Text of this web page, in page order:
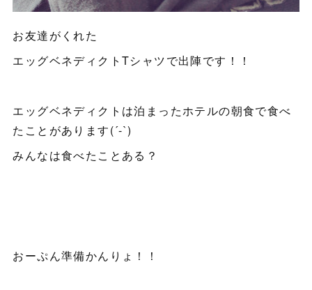
お友達がくれた
エッグベネディクトTシャツで出陣です！！
エッグベネディクトは泊まったホテルの朝食で食べ
たことがあります(´-`)
みんなは食べたことある？
おーぷん準備かんりょ！！